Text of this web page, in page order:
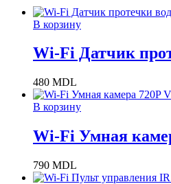
В корзину
Wi-Fi Датчик
480 MDL
В корзину
Wi-Fi Умная
790 MDL